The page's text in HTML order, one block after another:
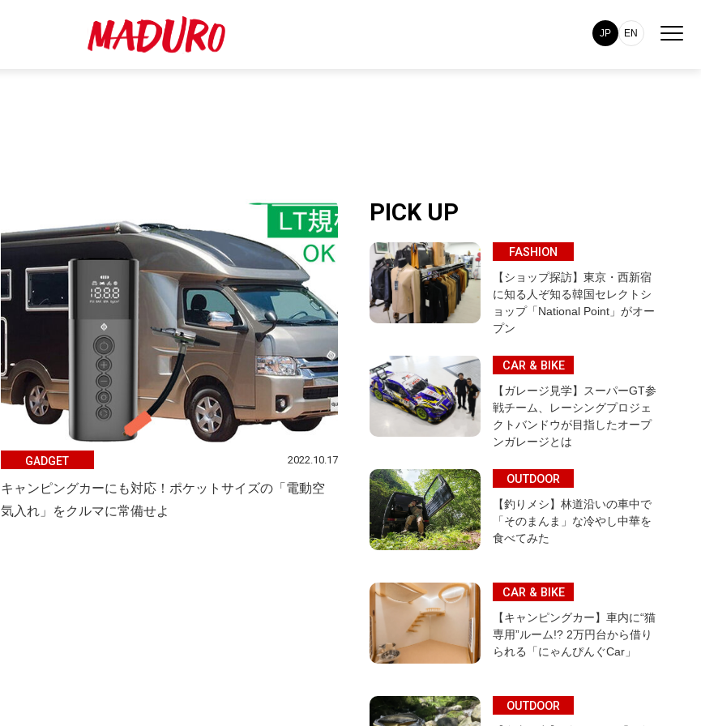
JP EN
GADGET 2022.10.17
キャンピングカーにも対応！ポケットサイズの「電動空
気入れ」をクルマに常備せよ
PICK UP
FASHION
【ショップ探訪】東京・西新宿
に知る人ぞ知る韓国セレクトシ
ョップ「National Point」がオー
プン
CAR & BIKE
【ガレージ見学】スーパーGT参
戦チーム、レーシングプロジェ
クトバンドウが目指したオープ
ンガレージとは
OUTDOOR
【釣りメシ】林道沿いの車中で
「そのまんま」な冷やし中華を
食べてみた
CAR & BIKE
【キャンピングカー】車内に“猫
専用”ルーム!? 2万円台から借り
られる「にゃんぴんぐCar」
OUTDOOR